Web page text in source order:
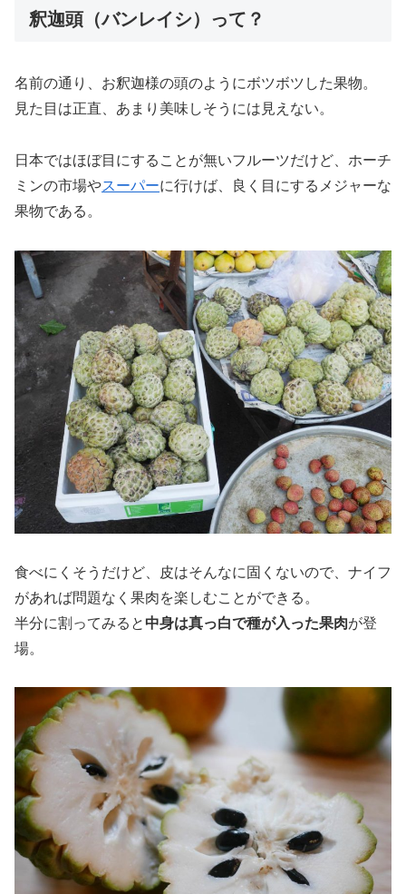
釈迦頭（バンレイシ）って？
名前の通り、お釈迦様の頭のようにボツボツした果物。
見た目は正直、あまり美味しそうには見えない。
日本ではほぼ目にすることが無いフルーツだけど、ホーチ
ミンの市場やスーパーに行けば、良く目にするメジャーな
果物である。
食べにくそうだけど、皮はそんなに固くないので、ナイフ
があれば問題なく果肉を楽しむことができる。
半分に割ってみると 中身は真っ白で種が入った果肉が登
場。